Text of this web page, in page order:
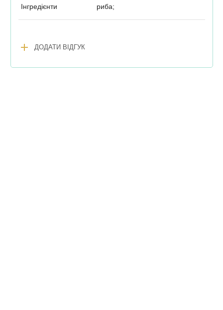
Інгредієнти риба;
add ДОДАТИ ВІДГУК